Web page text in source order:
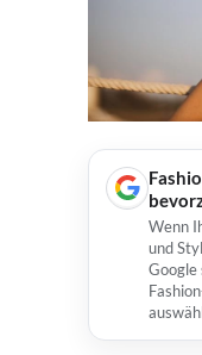
Wenn
und
Google